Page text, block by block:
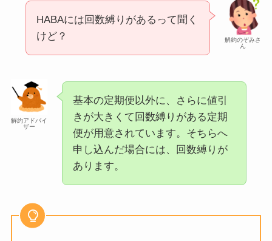
解約のぞみさ
ん
HABAには回数縛りがあるって聞く
けど？
解約アドバイ
ザー
基本の定期便以外に、さらに値引
きが大きくて回数縛りがある定期
便が用意されています。そちらへ
申し込んだ場合には、回数縛りが
あります。